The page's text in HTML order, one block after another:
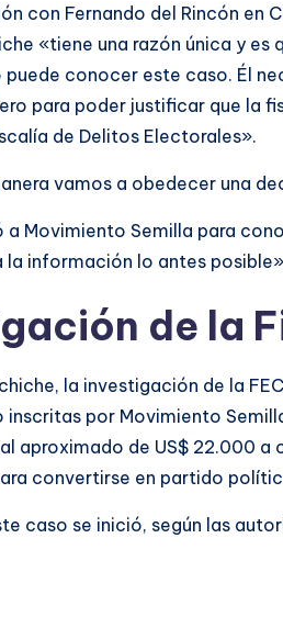
con Fernando del Rincón en
«tiene una razón única y es
puede conocer este caso. Él
para poder justificar que la
de Delitos Electorales».
vamos a obedecer una
a Movimiento Semilla para
la información lo antes
de la
la investigación de la
por Movimiento
aproximado de US$ 22.000
convertirse en partido
caso se inició, según las